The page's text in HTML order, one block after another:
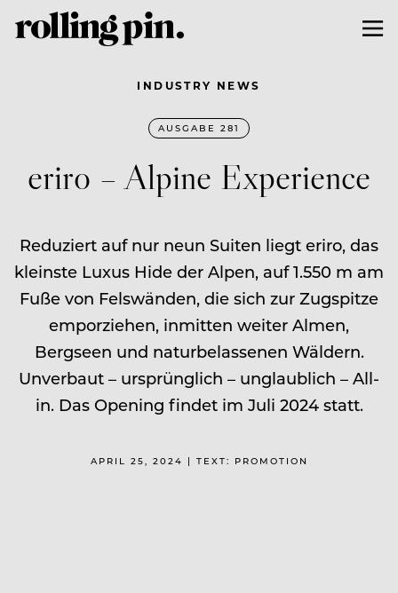
INDUSTRY NEWS
AUSGABE 281
eriro – Alpine Experience
Reduziert auf nur neun Suiten liegt eriro, das
kleinste Luxus Hide der Alpen, auf 1.550 m am
Fuße von Felswänden, die sich zur Zugspitze
emporziehen, inmitten ­weiter Almen,
Bergseen und natur­be­lassenen Wäldern.
Unverbaut – ursprünglich – unglaublich – All-
in. Das Opening findet im Juli 2024 statt.
APRIL 25, 2024 | TEXT: PROMOTION